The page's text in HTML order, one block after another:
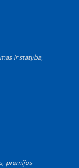
ir statyba,
premijos